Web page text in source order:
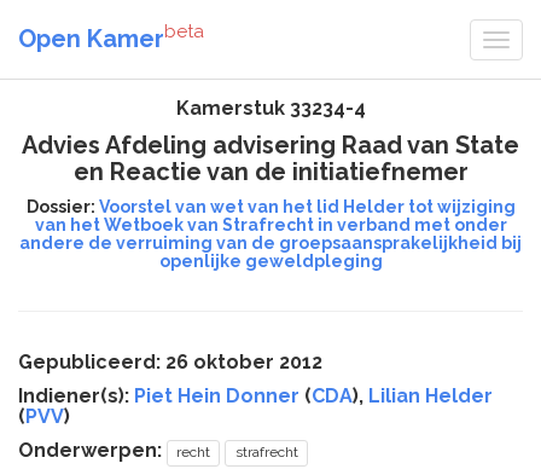
Open Kamerbeta
Kamerstuk 33234-4
Advies Afdeling advisering Raad van State
en Reactie van de initiatiefnemer
Dossier: Voorstel van wet van het lid Helder tot wijziging
van het Wetboek van Strafrecht in verband met onder
andere de verruiming van de groepsaansprakelijkheid bij
openlijke geweldpleging
Gepubliceerd: 26 oktober 2012
Indiener(s): Piet Hein Donner (CDA), Lilian Helder
(PVV)
Onderwerpen:
recht strafrecht